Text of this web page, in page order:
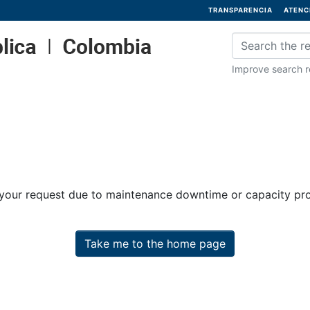
TRANSPARENCIA
Improve search
request due to maintenance downtime or capacity
Take me to the home page